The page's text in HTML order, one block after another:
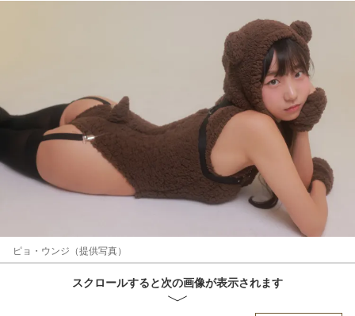
ピョ・ウンジ（提供写真）
スクロールすると次の画像が表示されます